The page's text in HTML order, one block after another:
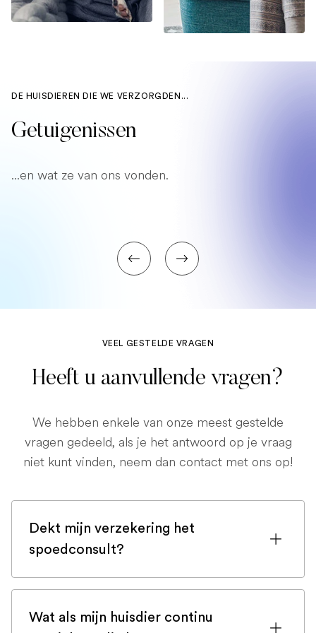
DE HUISDIEREN DIE WE VERZORGDEN...
Getuigenissen
...en wat ze van ons vonden.
VEEL GESTELDE VRAGEN
Heeft u aanvullende vragen?
We hebben enkele van onze meest gestelde
vragen gedeeld, als je het antwoord op je vraag
niet kunt vinden, neem dan contact met ons op!
Dekt mijn verzekering het
spoedconsult?
Als u bent ingeschreven bij een
dat een spoedconsult wordt gedekt.
Wat als mijn huisdier continu